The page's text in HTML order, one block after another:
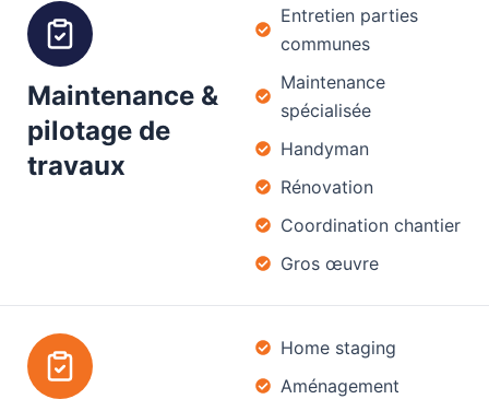
Maintenance &
pilotage de
travaux
Entretien parties
communes
Maintenance
spécialisée
Handyman
Rénovation
Coordination chantier
Gros œuvre
Home staging
Aménagement